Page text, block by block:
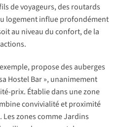
de voyageurs, des routards
logement influe profondément
au niveau du confort, de la
propose des auberges
Hostel Bar », unanimement
prix. Établie dans une zone
convivialité et proximité
Les zones comme Jardins